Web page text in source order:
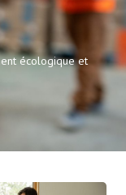
écologique et